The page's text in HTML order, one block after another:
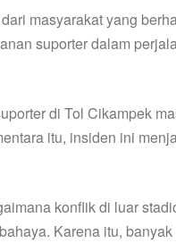
masyarakat yang
suporter dalam
di Tol Cikampek
itu, insiden ini
konflik di luar
Karena itu,